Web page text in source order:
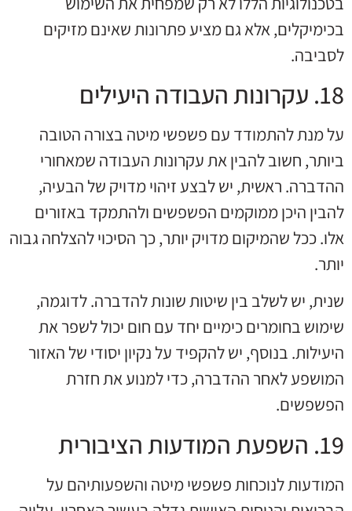
בכימיקלים, אלא גם מציע פתרונות שאינם מזיקים
לסביבה.
18. עקרונות העבודה היעילים
על מנת להתמודד עם פשפשי מיטה בצורה הטובה
ביותר, חשוב להבין את עקרונות העבודה שמאחורי
ההדברה. ראשית, יש לבצע זיהוי מדויק של הבעיה,
להבין היכן ממוקמים הפשפשים ולהתמקד באזורים
אלו. ככל שהמיקום מדויק יותר, כך הסיכוי להצלחה גבוה
יותר.
שנית, יש לשלב בין שיטות שונות להדברה. לדוגמה,
שימוש בחומרים כימיים יחד עם חום יכול לשפר את
היעילות. בנוסף, יש להקפיד על נקיון יסודי של האזור
המושפע לאחר ההדברה, כדי למנוע את חזרת
הפשפשים.
19. השפעת המודעות הציבורית
המודעות לנוכחות פשפשי מיטה והשפעותיהם על